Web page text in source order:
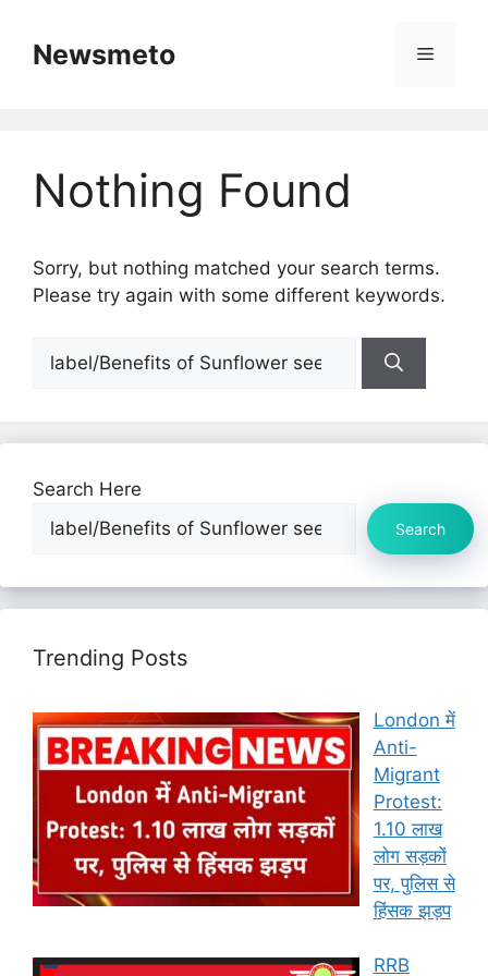
contentNewsmeto Menu
Nothing Found
Sorry, but nothing matched your search terms.
Please try again with some different keywords.
for:
Search Here
Search
Trending Posts
London में
Anti-
Migrant
Protest:
1.10 लाख
लोग सड़कों
पर, पुलिस से
हिंसक झड़प
RRB